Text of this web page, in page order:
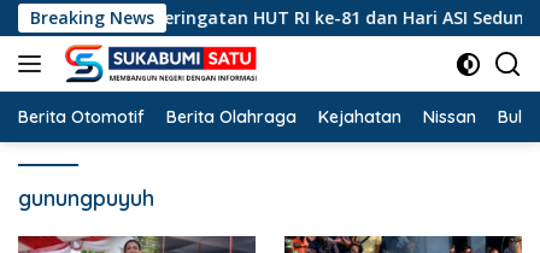
Langsung
ke
konten
Breaking News
Cibadak, Peringatan HUT RI ke-81 dan Hari ASI Sedunia
Berita Otomotif Berita Olahraga Kejahatan Nissan
gunungpuyuh